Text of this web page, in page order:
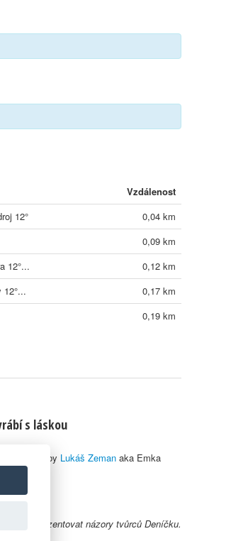
Vzdálenost
12°
0,04 km
0,09 km
12°...
0,12 km
12°...
0,17 km
0,19 km
s láskou
2010–2026 by Lukáš Zeman aka Emka
reprezentovat názory tvůrců Deníčku.